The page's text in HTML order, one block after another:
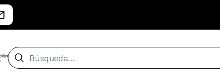
Barra de búsqueda